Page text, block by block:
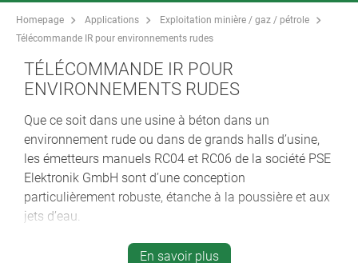
Homepage Applications
Exploitation minière / gaz / pétrole
Télécommande IR pour environnements rudes
TÉLÉCOMMANDE IR POUR
ENVIRONNEMENTS RUDES
Que ce soit dans une usine à béton dans un
environnement rude ou dans de grands halls d’usine,
les émetteurs manuels RC04 et RC06 de la société PSE
Elektronik GmbH sont d’une conception
particulièrement robuste, étanche à la poussière et aux
jets d’eau.
portails ou de convoyeurs à bande pilotés depuis un
En savoir plus